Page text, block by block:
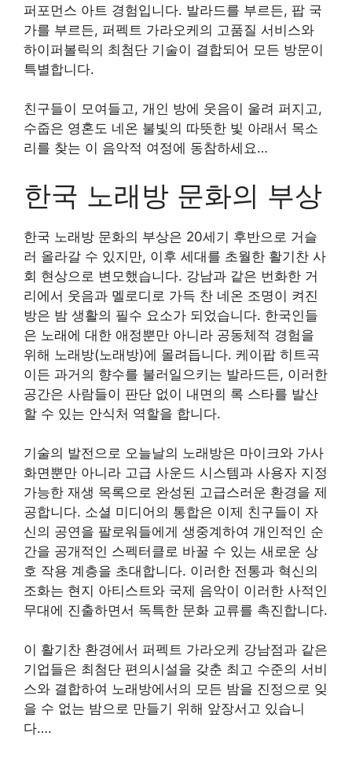
퍼포먼스 아트 경험입니다. 발라드를 부르든, 팝 국
가를 부르든, 퍼펙트 가라오케의 고품질 서비스와
하이퍼볼릭의 최첨단 기술이 결합되어 모든 방문이
특별합니다.
친구들이 모여들고, 개인 방에 웃음이 울려 퍼지고,
수줍은 영혼도 네온 불빛의 따뜻한 빛 아래서 목소
리를 찾는 이 음악적 여정에 동참하세요…
한국 노래방 문화의 부상
한국 노래방 문화의 부상은 20세기 후반으로 거슬
러 올라갈 수 있지만, 이후 세대를 초월한 활기찬 사
회 현상으로 변모했습니다. 강남과 같은 번화한 거
리에서 웃음과 멜로디로 가득 찬 네온 조명이 켜진
방은 밤 생활의 필수 요소가 되었습니다. 한국인들
은 노래에 대한 애정뿐만 아니라 공동체적 경험을
위해 노래방(노래방)에 몰려듭니다. 케이팝 히트곡
이든 과거의 향수를 불러일으키는 발라드든, 이러한
공간은 사람들이 판단 없이 내면의 록 스타를 발산
할 수 있는 안식처 역할을 합니다.
기술의 발전으로 오늘날의 노래방은 마이크와 가사
화면뿐만 아니라 고급 사운드 시스템과 사용자 지정
가능한 재생 목록으로 완성된 고급스러운 환경을 제
공합니다. 소셜 미디어의 통합은 이제 친구들이 자
신의 공연을 팔로워들에게 생중계하여 개인적인 순
간을 공개적인 스펙터클로 바꿀 수 있는 새로운 상
호 작용 계층을 초대합니다. 이러한 전통과 혁신의
조화는 현지 아티스트와 국제 음악이 이러한 사적인
무대에 진출하면서 독특한 문화 교류를 촉진합니다.
이 활기찬 환경에서 퍼펙트 가라오케 강남점과 같은
기업들은 최첨단 편의시설을 갖춘 최고 수준의 서비
스와 결합하여 노래방에서의 모든 밤을 진정으로 잊
을 수 없는 밤으로 만들기 위해 앞장서고 있습니
다….